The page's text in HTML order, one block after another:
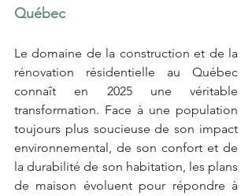
Québec
Le domaine de la construction et de la
rénovation résidentielle au Québec
connaît en 2025 une véritable
transformation. Face à une population
toujours plus soucieuse de son impact
environnemental, de son confort et de
la durabilité de son habitation, les plans
de maison évoluent pour répondre à